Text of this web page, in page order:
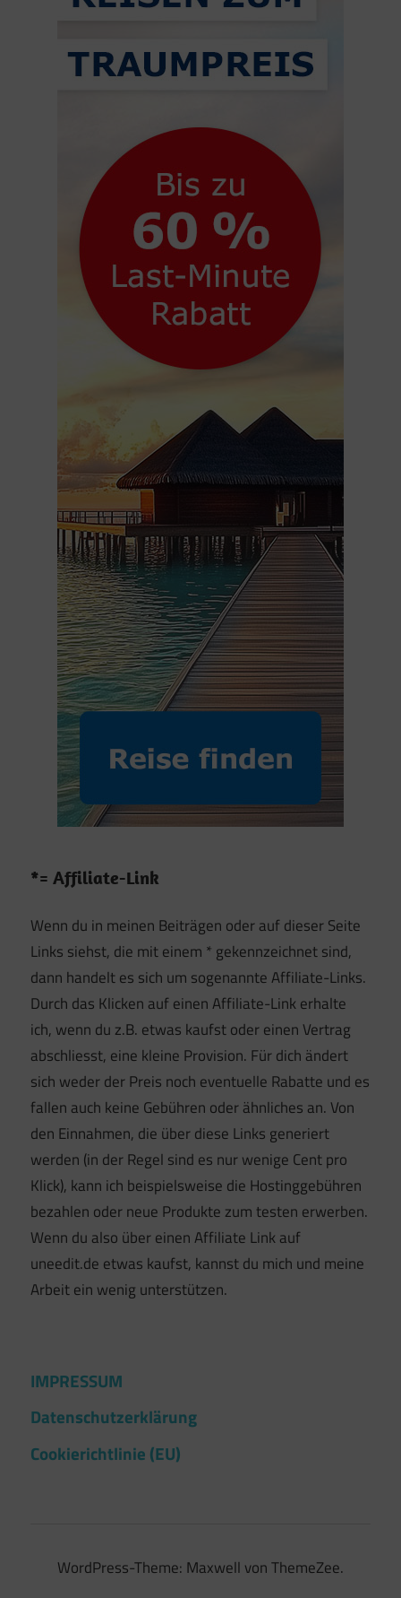
*= Affiliate-Link
Wenn du in meinen Beiträgen oder auf dieser Seite
Links siehst, die mit einem * gekennzeichnet sind,
dann handelt es sich um sogenannte Affiliate-Links.
Durch das Klicken auf einen Affiliate-Link erhalte
ich, wenn du z.B. etwas kaufst oder einen Vertrag
abschliesst, eine kleine Provision. Für dich ändert
sich weder der Preis noch eventuelle Rabatte und es
fallen auch keine Gebühren oder ähnliches an. Von
den Einnahmen, die über diese Links generiert
werden (in der Regel sind es nur wenige Cent pro
Klick), kann ich beispielsweise die Hostinggebühren
bezahlen oder neue Produkte zum testen erwerben.
Wenn du also über einen Affiliate Link auf
uneedit.de etwas kaufst, kannst du mich und meine
Arbeit ein wenig unterstützen.
IMPRESSUM
Datenschutzerklärung
Cookierichtlinie (EU)
WordPress-Theme: Maxwell von ThemeZee.